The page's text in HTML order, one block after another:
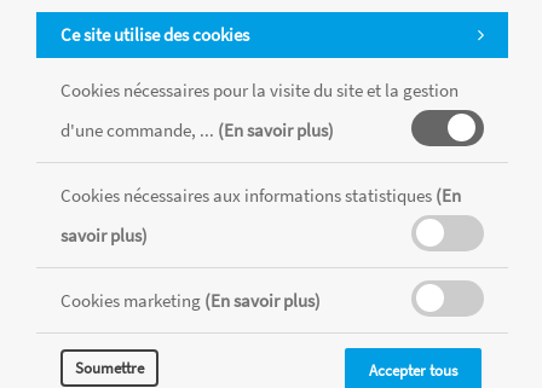
Ce site utilise des cookies
Cookies nécessaires pour la visite du site et la gestion
d'une commande, ... (En savoir plus)
Cookies nécessaires aux informations statistiques (En
savoir plus)
Cookies marketing (En savoir plus)
Soumettre Accepter tous
Tous les produits sont vendus dans la limite des stocks disponibles de
chaque magasin, toutes taxes comprises.
MENTIONS LÉGALES CONDITIONS GÉNÉRALES
RÉALISÉ AVEC MERCATOR